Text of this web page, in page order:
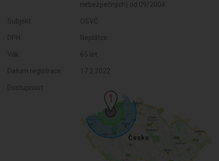
nebezpečných) od 09/2004
Subjekt: OSVČ
DPH: Neplátce
Věk: 65 let
Datum registrace: 17.2.2022
Dostupnost: